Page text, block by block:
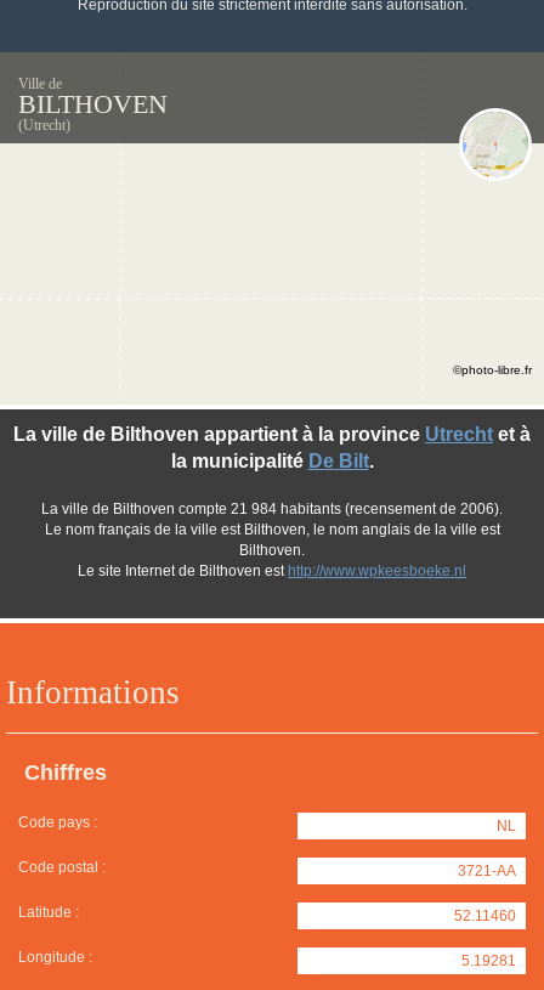
Reproduction du site strictement interdite sans autorisation.
Ville de
BILTHOVEN
(Utrecht)
Informations
Chiffres
Code pays : NL
Code postal : 3721-AA
Latitude : 52.11460
Longitude : 5.19281
La ville de Bilthoven appartient à la province Utrecht et à
la municipalité De Bilt.
La ville de Bilthoven compte 21 984 habitants (recensement de 2006).
Le nom français de la ville est Bilthoven, le nom anglais de la ville est
Bilthoven.
Le site Internet de Bilthoven est http://www.wpkeesboeke.nl
©photo-libre.fr